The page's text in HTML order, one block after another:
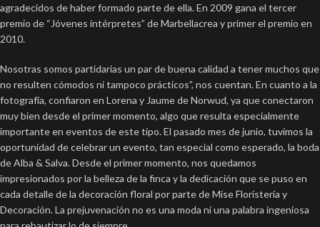
agradecidos de haber formado parte de ella. En 2009 gana el tercer
premio de “Jóvenes intérpretes” de Marbellacrea y primer el premio en
2010.
Nosotras somos partidarias un par de buena calidad a tener muchos que
no resulten cómodos ni tampoco prácticos”, nos cuentan. En cuanto a la
fotografía, confiaron en Lorena y Jaume de Norwud, ya que conectaron
muy bien desde el primer momento, algo que resulta especialmente
importante en eventos de este tipo. El pasado mes de junio, tuvimos la
oportunidad de celebrar un evento, tan especial como esperado, la boda
de Alba & Salva. Desde el primer momento, nos quedamos
impresionados por la belleza de la finca y la dedicación que se puso en
cada detalle de la decoración floral por parte de Mise Floristería y
Decoración. La prejuvenación no es una moda ni una palabra ingeniosa